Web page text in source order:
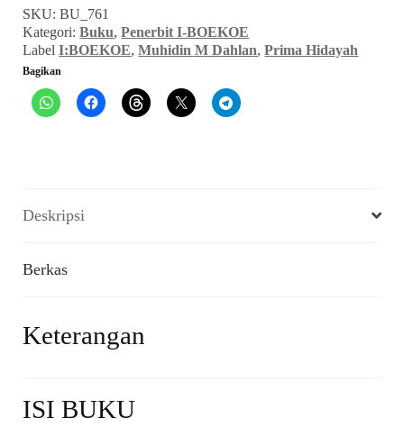
Politik
Tanpa
Dokumen
(2018)
SKU:BU_761
Kategori:Buku,Penerbit I-BOEKOE
LabelI:BOEKOE,Muhidin M Dahlan,Prima Hidayah
Bagikan
Deskripsi
Berkas
Keterangan
ISI BUKU